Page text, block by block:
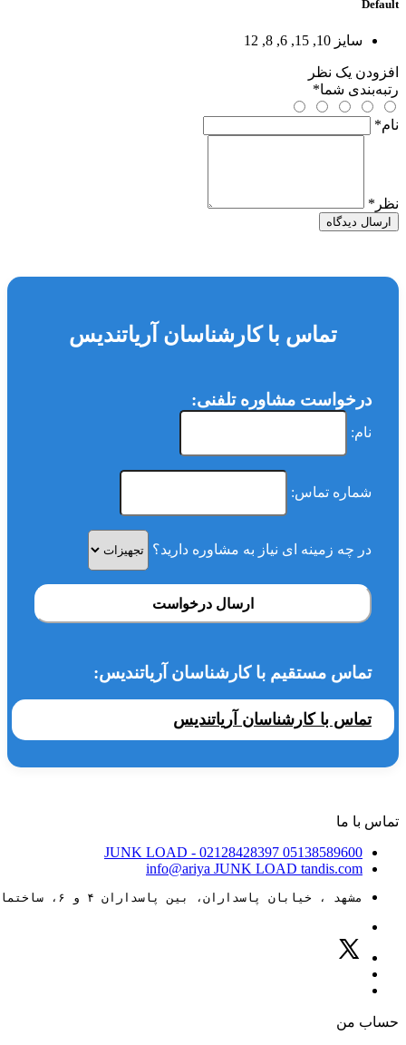
Default
سایز 10, 15, 6, 8, 12
افزودن یک نظر
رتبه‌بندی شما*
نام*
نظر *
ارسال دیدگاه
تماس با کارشناسان آریاتندیس
درخواست مشاوره تلفنی:
نام:
شماره تماس:
در چه زمینه ای نیاز به مشاوره دارید؟
ارسال درخواست
تماس مستقیم با کارشناسان آریاتندیس:
تماس با کارشناسان آریاتندیس
تماس با ما
05138589600
JUNK LOAD - 02128428397
info@ariya JUNK LOAD tandis.com
مشهد ، خیابان پاسداران، بین پاسداران ۴ و ۶، ساختمان ۸۸
حساب من